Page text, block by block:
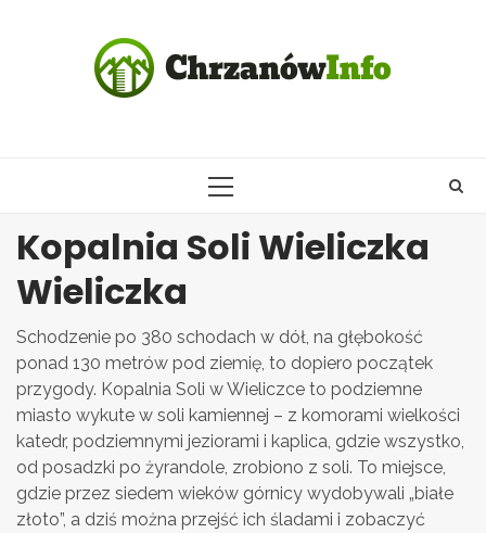
PRIMARY
Kopalnia Soli Wieliczka
Wieliczka
Schodzenie po 380 schodach w dół, na głębokość
ponad 130 metrów pod ziemię, to dopiero początek
przygody. Kopalnia Soli w Wieliczce to podziemne
miasto wykute w soli kamiennej – z komorami wielkości
katedr, podziemnymi jeziorami i kaplica, gdzie wszystko,
od posadzki po żyrandole, zrobiono z soli. To miejsce,
gdzie przez siedem wieków górnicy wydobywali „białe
złoto”, a dziś można przejść ich śladami i zobaczyć